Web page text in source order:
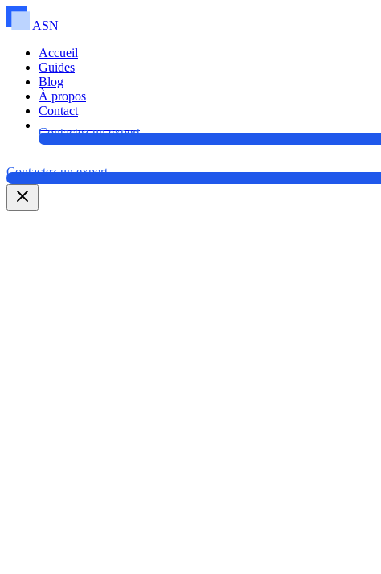
ASN
Accueil
Guides
Blog
À propos
Contact
Contactez un expert
Contactez un expert